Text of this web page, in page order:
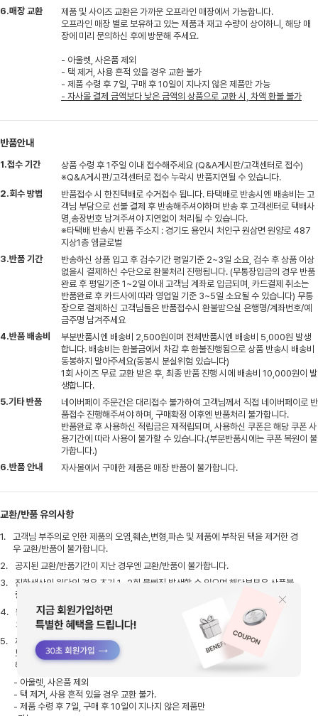
6.매장 교환
제품 및 사이즈 교환은 가까운 오프라인 매장에서 가능합니다.
오프라인 매장 별로 보유하고 있는 제품과 재고 수량이 상이하니, 해당 매
장에 미리 문의하신 후에 방문해 주세요.
- 아울렛, 사은품 제외
- 택 제거, 사용 흔적 있을 경우 교환 불가
- 제품 수령 후 7일, 구매 후 10일이 지나지 않은 제품만 가능
- 자사몰 결제 금액보다 낮은 금액의 상품으로 교환 시, 차액 환불 불가
반품안내
1.접수 기간
상품 수령 후 1주일 이내 접수해주세요 (Q&A게시판/고객센터로 접수)
※Q&A게시판/고객센터로 접수 누락시 반품지연될 수 있습니다.
2.회수 방법
반품접수 시 한진택배로 수거접수 됩니다. 타택배로 반송시엔 배송비는 고
객님 부담으로 선불 결제 후 반송해주셔야하며 반송 후 고객센터로 택배사
명,송장번호 남겨주셔야 지연없이 처리될 수 있습니다.
※타택배 반송시 반품 주소지 : 경기도 용인시 처인구 원삼면 원양로 487
지상1층 엠글로벌
3.반품 기간
반송하신 상품 입고 후 검수기간 평일기준 2~3일 소요, 검수 후 상품 이상
없을시 결제하신 수단으로 환불처리 진행됩니다. (무통장입금의 경우 반품
완료 후 평일기준 1~2일 이내 고객님 계좌로 입금되며, 카드결제 취소는
반품완료 후 카드사에 따라 영업일 기준 3~5일 소요될 수 있습니다) 무통
장으로 결제하신 고객님들은 반품접수시 환불받으실 은행명/계좌번호/예
금주명 남겨주세요
4.반품 배송비
부분반품시엔 배송비 2,500원이며 전체반품시엔 배송비 5,000원 발생
합니다. 배송비는 환불금에서 차감 후 환불진행됨으로 상품 반송시 배송비
동봉하지 말아주세요(동봉시 분실위험 있습니다)
1회 사이즈 무료 교환 받은 후, 최종 반품 진행 시에 배송비 10,000원이 발
생합니다.
5.기타 반품
네이버페이 주문건은 대리접수 불가하여 고객님께서 직접 네이버페이로 반
품접수 진행해주셔야 하며, 구매확정 이후엔 반품처리 불가합니다.
반품완료 후 사용하신 적립금은 재적립되며, 사용하신 쿠폰은 해당 쿠폰 사
용기간에 따라 사용이 불가할 수 있습니다.(부분반품시에는 쿠폰 복원이 불
가합니다.)
6.반품 안내
자사몰에서 구매한 제품은 매장 반품이 불가합니다.
교환/반품 유의사항
1.
고객님 부주의로 인한 제품의 오염,훼손,변형,파손 및 제품에 부착된 택을 제거한 경
우 교환/반품이 불가합니다.
2.
공지된 교환/반품기간이 지난 경우엔 교환/반품이 불가합니다.
3.
진한색상의 원단의 경우 초기 1~2회 물빠짐 발생할 수 있으며 해당부분은 상품불
량이 아님으로 교환/반품이 불가합니다.
4.
원단 특유의 냄새,간단한 실밥,초크자국 등 직접 손질이 가능한 정도의 상품은 불량
으로 처리가 어려울 수 있습니다.
5.
제품 및 사이즈 교환은 가까운 오프라인 매장에서 가능합니다. 오프라인 매장 별로
보유하고 있는 제품과 재고 수량이 상이하니, 해당 매장에 미리 문의하신 후에 방문
해 주세요.
- 아울렛, 사은품 제외
- 택 제거, 사용 흔적 있을 경우 교환 불가.
- 제품 수령 후 7일, 구매 후 10일이 지나지 않은 제품만